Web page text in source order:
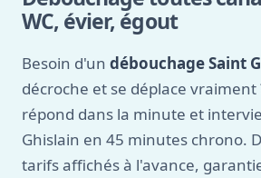
WC, évier, égout
Besoin d'un débouchage Saint
décroche et se déplace vraiment
répond dans la minute et
Ghislain en 45 minutes chrono.
tarifs affichés à l'avance,